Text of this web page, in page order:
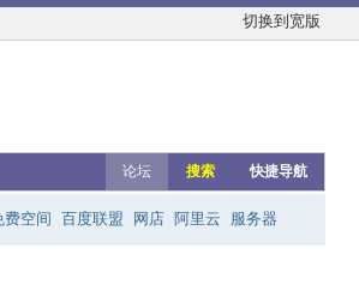
切换到宽版
论坛 搜索 快捷导航
费空间 百度联盟 网店 阿里云 服务器